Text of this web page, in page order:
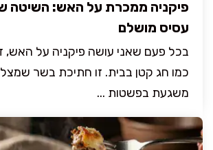
פיקניה ממכרת על האש: השיטה
עסיס מושלם
בכל פעם שאני עושה פיקניה על האש,
כמו חג קטן בבית. זו חתיכת בשר
משגעת בפשטות ...